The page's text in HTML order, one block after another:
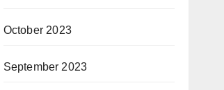
October 2023
September 2023